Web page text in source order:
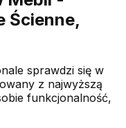
Ścienne,
sprawdzi się w
z najwyższą
funkcjonalność,